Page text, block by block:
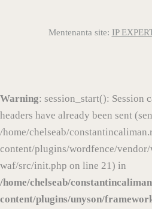
Mentenanta site: IP
Warning: session_start(): Session
headers have already been sent
/home/chelseab/
content/plugins/wordfence/
waf/src/init.php on line 21) in
/home/chelseab/
content/plugins/unyson/